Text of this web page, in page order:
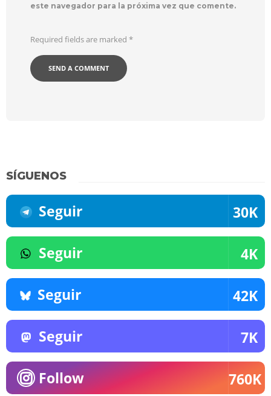
este navegador para la próxima vez que comente.
Required fields are marked *
SÍGUENOS
Seguir 30K
Seguir 4K
Seguir 42K
Seguir 7K
Follow 760K